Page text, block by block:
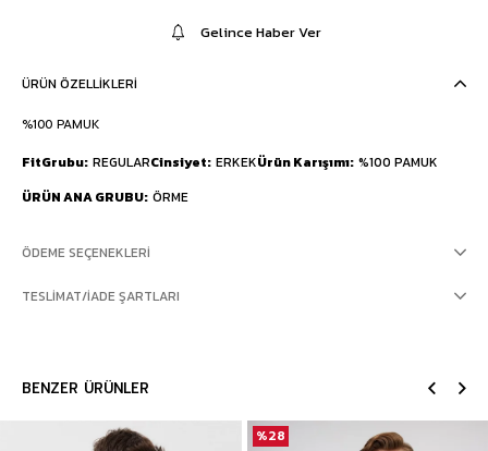
Gelince Haber Ver
ÜRÜN ÖZELLIKLERI
%100 PAMUK
FitGrubu REGULARCinsiyet ERKEKÜrün Karışımı %100 PAMUK
ÜRÜN ANA GRUBU ÖRME
ÖDEME SEÇENEKLERI
TESLIMAT/İADE ŞARTLARI
BENZER ÜRÜNLER
%28